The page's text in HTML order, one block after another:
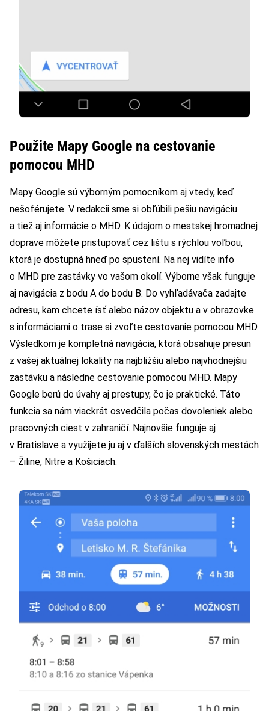
Použite Mapy Google na cestovanie
pomocou MHD
Mapy Google sú výborným pomocníkom aj vtedy, keď
nešoférujete. V redakcii sme si obľúbili pešiu navigáciu
a tiež aj informácie o MHD. K údajom o mestskej hromadnej
doprave môžete pristupovať cez lištu s rýchlou voľbou,
ktorá je dostupná hneď po spustení. Na nej vidíte info
o MHD pre zastávky vo vašom okolí. Výborne však funguje
aj navigácia z bodu A do bodu B. Do vyhľadávača zadajte
adresu, kam chcete ísť alebo názov objektu a v obrazovke
s informáciami o trase si zvoľte cestovanie pomocou MHD.
Výsledkom je kompletná navigácia, ktorá obsahuje presun
z vašej aktuálnej lokality na najbližšiu alebo najvhodnejšiu
zastávku a následne cestovanie pomocou MHD. Mapy
Google berú do úvahy aj prestupy, čo je praktické. Táto
funkcia sa nám viackrát osvedčila počas dovoleniek alebo
pracovných ciest v zahraničí. Najnovšie funguje aj
v Bratislave a využijete ju aj v ďalších slovenských mestách
– Žiline, Nitre a Košiciach.